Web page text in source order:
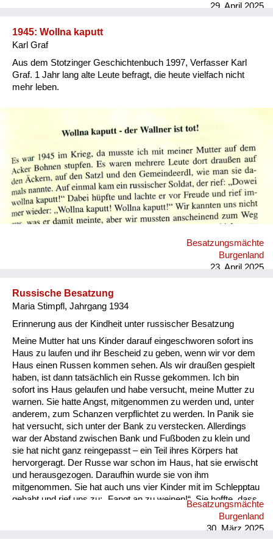
29. April 2025
1945: Wollna kaputt
Karl Graf
Aus dem Stotzinger Geschichtenbuch 1997, Verfasser Karl
Graf. 1 Jahr lang alte Leute befragt, die heute vielfach nicht
mehr leben.
Besatzungsmächte
Burgenland
23. April 2025
Russische Besatzung
Maria Stimpfl, Jahrgang 1934
Erinnerung aus der Kindheit unter russischer Besatzung
Meine Mutter hat uns Kinder darauf eingeschworen sofort ins
Haus zu laufen und ihr Bescheid zu geben, wenn wir vor dem
Haus einen Russen kommen sehen. Als wir draußen gespielt
haben, ist dann tatsächlich ein Russe gekommen. Ich bin
sofort ins Haus gelaufen und habe versucht, meine Mutter zu
warnen. Sie hatte Angst, mitgenommen zu werden und, unter
anderem, zum Schanzen verpflichtet zu werden. In Panik sie
hat versucht, sich unter der Bank zu verstecken. Allerdings
war der Abstand zwischen Bank und Fußboden zu klein und
sie hat nicht ganz reingepasst – ein Teil ihres Körpers hat
hervorgeragt. Der Russe war schon im Haus, hat sie erwischt
und herausgezogen. Daraufhin wurde sie von ihm
mitgenommen. Sie hat auch uns vier Kinder mit im Schlepptau
gehabt und rief uns zu: „Fangt an zu weinen!“. Sie hoffte, dass
wir damit Mitleid erregen könnten. Wir folgten ihr, aber einer
meiner Brüder war widerspenstig – er hat sich geweigert zu
Besatzungsmächte
Burgenland
30. März 2025